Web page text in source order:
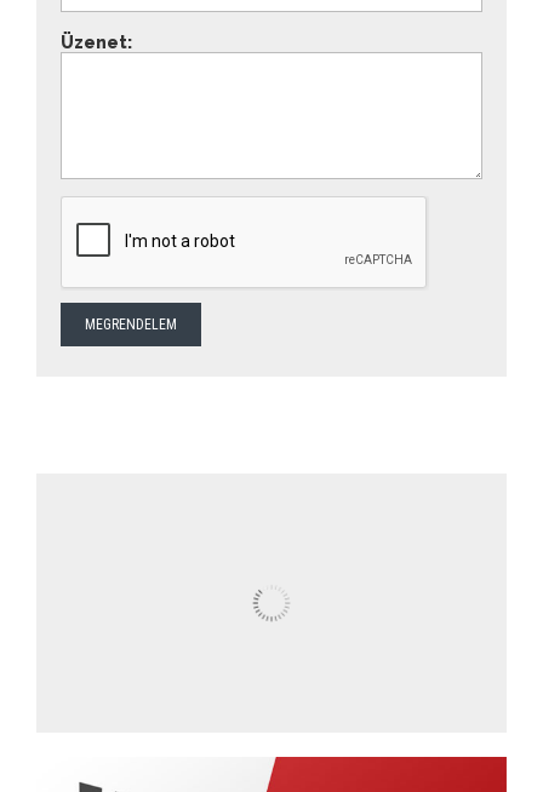
Üzenet: